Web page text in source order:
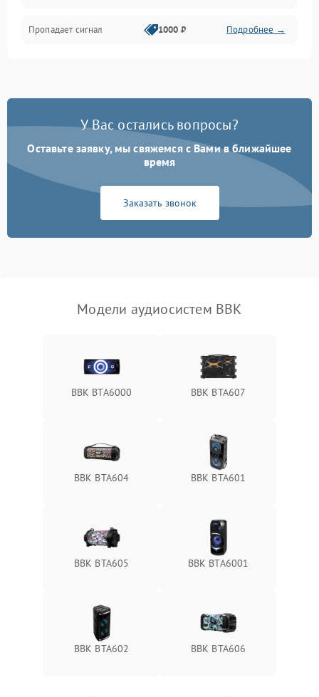
Пропадает сигнал 1000 ₽ Подробнее →
У Вас остались вопросы?
Оставьте заявку, мы свяжемся с Вами в ближайшее
время
Заказать звонок
Модели аудиосистем BBK
BBK BTA6000 BBK BTA607
BBK BTA604 BBK BTA601
BBK BTA605 BBK BTA6001
BBK BTA602 BBK BTA606